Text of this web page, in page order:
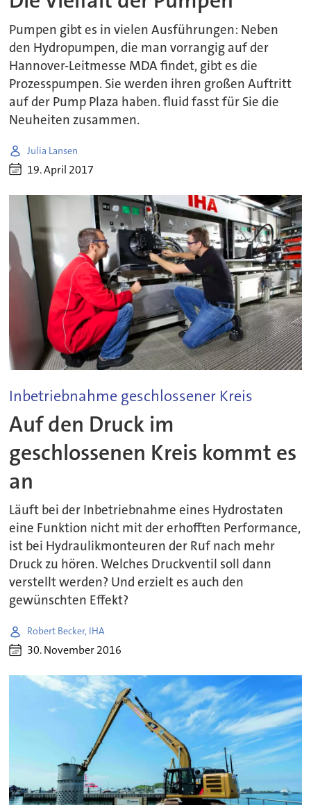
Pumpen gibt es in vielen Ausführungen: Neben
den Hydropumpen, die man vorrangig auf der
Hannover-Leitmesse MDA findet, gibt es die
Prozesspumpen. Sie werden ihren großen Auftritt
auf der Pump Plaza haben. fluid fasst für Sie die
Neuheiten zusammen.
Julia Lansen
19. April 2017
Inbetriebnahme geschlossener Kreis
Auf den Druck im
geschlossenen Kreis kommt es
an
Läuft bei der Inbetriebnahme eines Hydrostaten
eine Funktion nicht mit der erhofften Performance,
ist bei Hydraulikmonteuren der Ruf nach mehr
Druck zu hören. Welches Druckventil soll dann
verstellt werden? Und erzielt es auch den
gewünschten Effekt?
Robert Becker, IHA
30. November 2016